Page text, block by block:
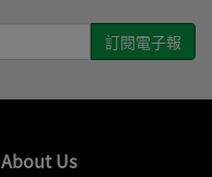
About Us